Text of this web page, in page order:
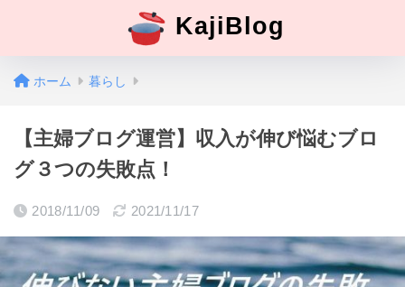
KajiBlog
ホーム 暮らし
【主婦ブログ運営】収入が伸び悩むブロ
グ３つの失敗点！
2018/11/09 2021/11/17